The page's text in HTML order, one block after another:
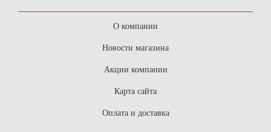
О компании
Новости магазина
Акции компании
Карта сайта
Оплата и доставка